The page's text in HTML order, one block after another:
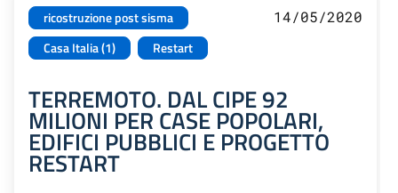
ricostruzione post sisma
Casa Italia (1)
Restart
14/05/2020
TERREMOTO. DAL CIPE 92
MILIONI PER CASE POPOLARI,
EDIFICI PUBBLICI E PROGETTO
RESTART